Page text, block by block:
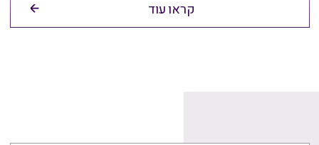
קראו עוד